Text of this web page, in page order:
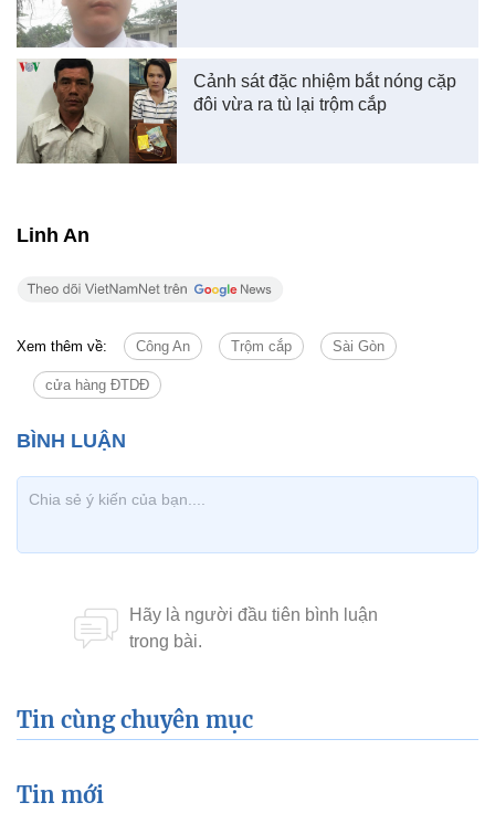
Cảnh sát đặc nhiệm bắt nóng cặp
đôi vừa ra tù lại trộm cắp
Linh An
Xem thêm về: Công An Trộm cắp Sài Gòn
cửa hàng ĐTDĐ
Tin cùng chuyên mục
Tin mới